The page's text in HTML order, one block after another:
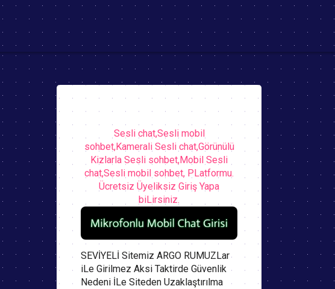
Sesli chat,Sesli mobil
sohbet,Kamerali Sesli chat,Görünülü
Kizlarla Sesli sohbet,Mobil Sesli
chat,Sesli mobil sohbet, PLatformu.
Ücretsiz Üyeliksiz Giriş Yapa
biLirsiniz.
SEVİYELİ Sitemiz ARGO RUMUZLar
iLe Girilmez Aksi Taktirde Güvenlik
Nedeni İLe Siteden Uzaklaştırılma